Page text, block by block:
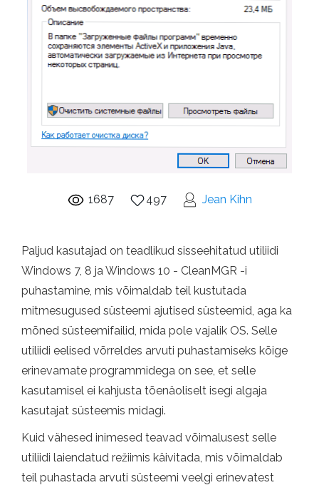
1687 497 Jean Kihn
Paljud kasutajad on teadlikud sisseehitatud utiliidi
Windows 7, 8 ja Windows 10 - CleanMGR -i
puhastamine, mis võimaldab teil kustutada
mitmesugused süsteemi ajutised süsteemid, aga ka
mõned süsteemifailid, mida pole vajalik OS. Selle
utiliidi eelised võrreldes arvuti puhastamiseks kõige
erinevamate programmidega on see, et selle
kasutamisel ei kahjusta tõenäoliselt isegi algaja
kasutajat süsteemis midagi.
Kuid vähesed inimesed teavad võimalusest selle
utiliidi laiendatud režiimis käivitada, mis võimaldab
teil puhastada arvuti süsteemi veelgi erinevatest